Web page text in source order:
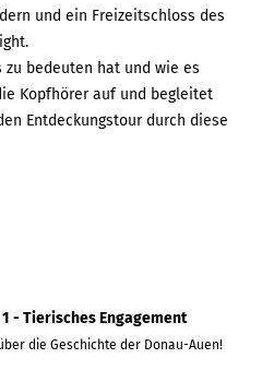
und ein Freizeitschloss des
bedeuten hat und wie es
Kopfhörer auf und begleitet
Entdeckungstour durch diese
- Tierisches Engagement
die Geschichte der Donau-Auen!